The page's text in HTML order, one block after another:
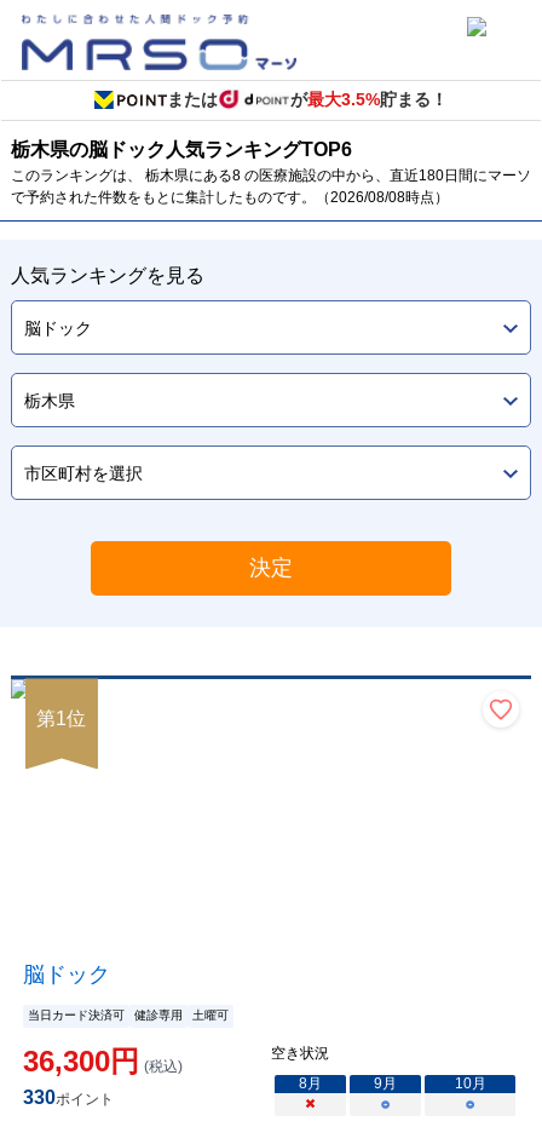
または が最大3.5%貯まる！
栃木県の脳ドック 人気ランキングTOP6
このランキングは、 栃木県にある8 の医療施設の中から、直近180日間にマーソ
で予約された件数をもとに集計したものです。（2026/08/08時点）
人気ランキングを見る
決定
第1位
脳ドック
当日カード決済可 健診専用 土曜可
36,300円 (税込)
330ポイント
空き状況
8月 9月 10月
×
○ ○